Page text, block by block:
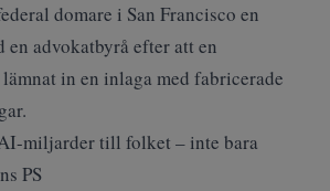
domare i San Francisco en
en advokatbyrå efter att en
in en inlaga med fabricerade
miljarder till folket – inte bara
PS